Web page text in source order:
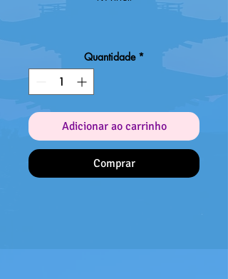
Quantidade *
Adicionar ao carrinho
Comprar